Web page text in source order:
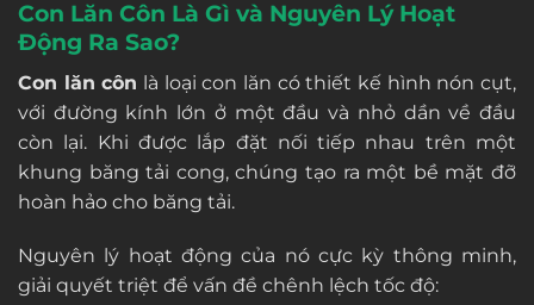
Con Lăn Côn Là Gì và Nguyên Lý Hoạt
Động Ra Sao?
Con lăn côn là loại con lăn có thiết kế hình nón cụt,
với đường kính lớn ở một đầu và nhỏ dần về đầu
còn lại. Khi được lắp đặt nối tiếp nhau trên một
khung băng tải cong, chúng tạo ra một bề mặt đỡ
hoàn hảo cho băng tải.
Nguyên lý hoạt động của nó cực kỳ thông minh,
giải quyết triệt để vấn đề chênh lệch tốc độ: